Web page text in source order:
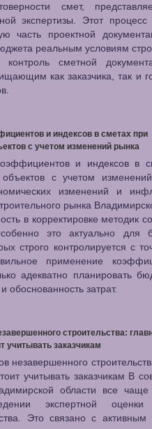
смет,
экспертизы. Этот
часть проектной
реальным условиям
сметной
как заказчика, так и
и индексов в сметах при
с учетом изменений рынка
и индексов в
объектов с учетом
изменений и
рынка
в корректировке методик
это актуально для
строго контролируется с
применение
адекватно планировать
обоснованность затрат.
строительства:
учитывать заказчикам
незавершенного
учитывать заказчикам В
области все чаще
экспертной оценки
Это связано с активным